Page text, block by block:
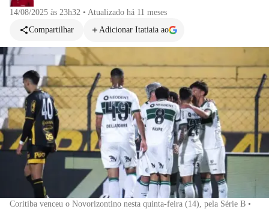
14/08/2025 às 23h32 • Atualizado há 11 meses
Compartilhar
Adicionar Itatiaia ao
Coritiba venceu o Novorizontino nesta quinta-feira (14), pela Série B •